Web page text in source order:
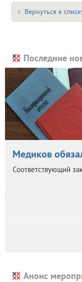
Вернуться к
Последние
Медиков
Соответствующий
Анонс